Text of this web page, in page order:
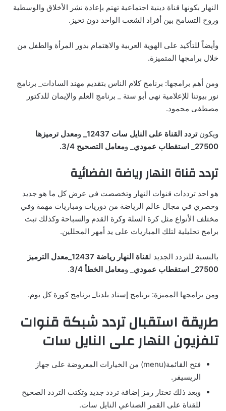
النهار بكونها قناة دينية اجتماعية تهتم بإعادة نشر الأخلاق والوسطية
وروح التسامح بين أفراد الشعب الواحد دون تحيز.
وأيضاً للتأكيد على الهوية العربية والاهتمام بدور المرأة والطفل من
خلال برامجها المتميزة.
ومن أهم برامجها: برنامج كلام الناس بتقديم مهند السادات_ برنامج
نور بيوتنا للإعلامية نهى أبو ستة _ برنامج العلم والإيمان للدكتور
مصطفى محمود.
ويكونتردد القناة على النايل سات 12437_ ومعدل ترميزها
27500
استقطاب عمودي _ ومعامل التصحيح 3/4.
تردد قناة النهار رياضة الفضائية
هو احد ترددات قنوات النهار وتخصصت في عرض كل ما هو جديد
وحصري في مجال عالم الرياضة من دوريات ومباريات مهمة وفي
مختلف الأنواع مثل كرة السلة وكرة القدم والسباحة وكذلك تبث
برامج تحليلية لتلك المباريات على يد أمهر المحللين.
بالنسبة للتردد الجديد لقناة النهار رياضة
12437_معدل الترميز
27500_ استقطاب عمودي
_ ومعامل الخطأ 3/4 .
ومن برامجها المميزة: برنامج إستاد بلدنا_ برنامج كورة كل يوم.
طريقة استقبال تردد شبكة قنوات
تلفزيون النهار على النايل سات
فتح القائمة(menu) من الخيارات المعروضة على جهاز
الريسيفر.
وبعد ذلك تختار رمز إضافة تردد جديد وتكتب التردد الصحيح
للقناة على القمر الصناعي النايل سات.